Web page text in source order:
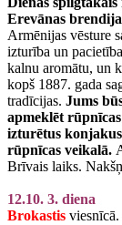
Erevānas
Armēnijas vēsture
izturība un
kalnu aromātu, un
kopš 1887. gada
tradīcijas. Jums
apmeklēt
izturētus
rūpnīcas veikalā.
Brīvais laiks.
12.10. 3. diena
Brokastis viesnīcā.